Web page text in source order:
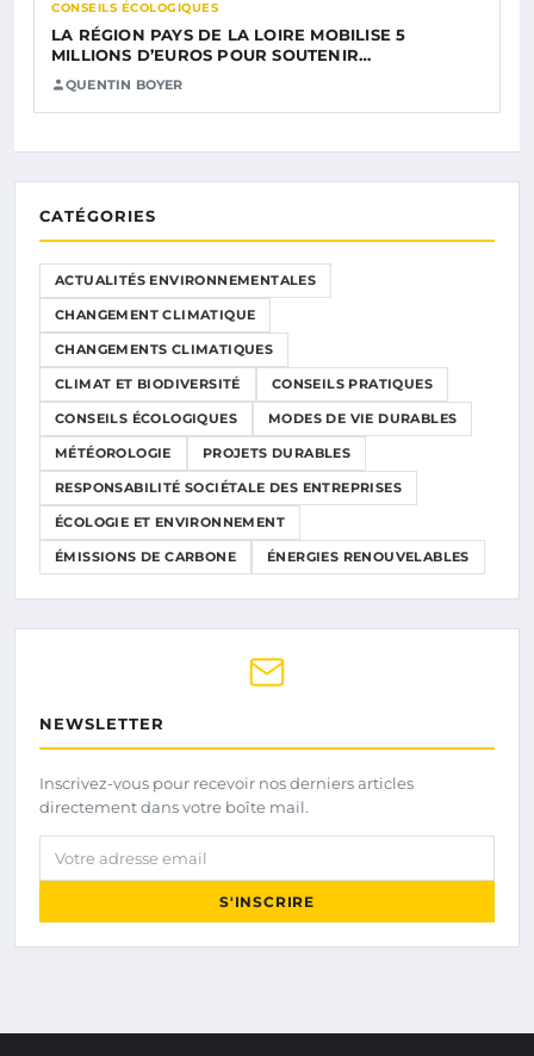
CONSEILS ÉCOLOGIQUES
LA RÉGION PAYS DE LA LOIRE MOBILISE 5
MILLIONS D’EUROS POUR SOUTENIR…
QUENTIN BOYER
CATÉGORIES
ACTUALITÉS ENVIRONNEMENTALES
CHANGEMENT CLIMATIQUE
CHANGEMENTS CLIMATIQUES
CLIMAT ET BIODIVERSITÉ CONSEILS PRATIQUES
CONSEILS ÉCOLOGIQUES MODES DE VIE DURABLES
MÉTÉOROLOGIE PROJETS DURABLES
RESPONSABILITÉ SOCIÉTALE DES ENTREPRISES
ÉCOLOGIE ET ENVIRONNEMENT
ÉMISSIONS DE CARBONE ÉNERGIES RENOUVELABLES
NEWSLETTER
Inscrivez-vous pour recevoir nos derniers articles
directement dans votre boîte mail.
Votre adresse email
S'INSCRIRE